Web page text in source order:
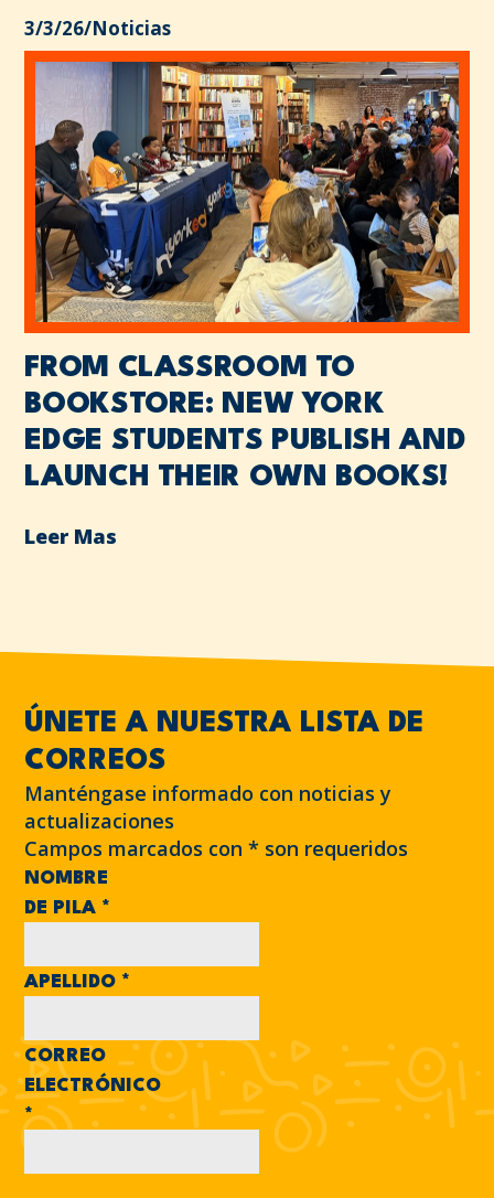
3/3/26/Noticias
FROM CLASSROOM TO
BOOKSTORE: NEW YORK
EDGE STUDENTS PUBLISH AND
LAUNCH THEIR OWN BOOKS!
Leer Mas
ÚNETE A NUESTRA LISTA DE
CORREOS
Manténgase informado con noticias y
actualizaciones
Campos marcados con* son requeridos
NOMBRE
DE PILA *
APELLIDO *
CORREO
ELECTRÓNICO
*